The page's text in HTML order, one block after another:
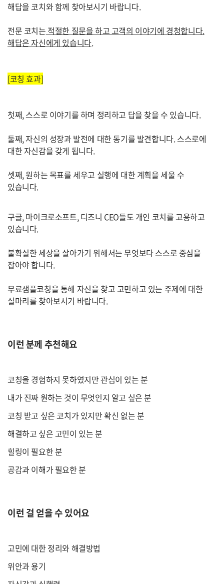
해답을 코치와 함께 찾아보시기 바랍니다.
전문 코치는 적절한 질문을 하고 고객의 이야기에 경청합니다.
해답은 자신에게 있습니다.
[코칭 효과]
첫째, 스스로 이야기를 하며 정리하고 답을 찾을 수 있습니다.
둘째, 자신의 성장과 발전에 대한 동기를 발견합니다. 스스로에
대한 자신감을 갖게 됩니다.
셋째, 원하는 목표를 세우고 실행에 대한 계획을 세울 수
있습니다.
구글, 마이크로소프트, 디즈니 CEO들도 개인 코치를 고용하고
있습니다.
불확실한 세상을 살아가기 위해서는 무엇보다 스스로 중심을
잡아야 합니다.
무료샘플코칭을 통해 자신을 찾고 고민하고 있는 주제에 대한
실마리를 찾아보시기 바랍니다.
이런 분께 추천해요
코칭을 경험하지 못하였지만 관심이 있는 분
내가 진짜 원하는 것이 무엇인지 알고 싶은 분
코칭 받고 싶은 코치가 있지만 확신 없는 분
해결하고 싶은 고민이 있는 분
힐링이 필요한 분
공감과 이해가 필요한 분
이런 걸 얻을 수 있어요
고민에 대한 정리와 해결방법
위안과 용기